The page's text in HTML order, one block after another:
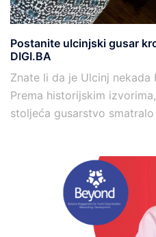
Postanite ulcinjski gusar
DIGI.BA
Znate li da je Ulcinj nekada
Prema historijskim
stoljeća gusarstvo